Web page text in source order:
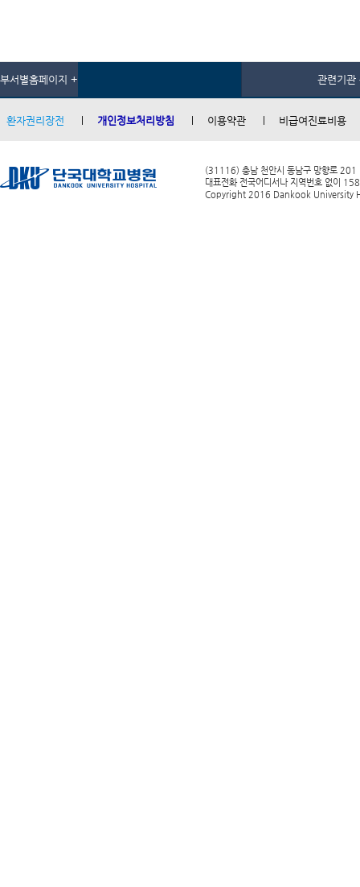
부서별홈페이지 + 관련기관
환자권리장전 개인정보처리방침 이용약관 비급여진료비용
(31116) 충남 천안시 동남구 망향로 201
대표전화 전국어디서나 지역번호 없이
Copyright 2016 Dankook University